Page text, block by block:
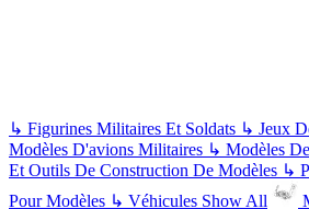
↳ Figurines Militaires Et Soldats ↳ Jeux
Modèles D'avions Militaires ↳ Modèles
Et Outils De Construction De Modèles ↳
Pour Modèles ↳ Véhicules Show All